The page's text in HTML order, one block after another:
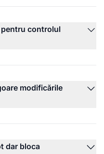
controlul
modificările
dar bloca